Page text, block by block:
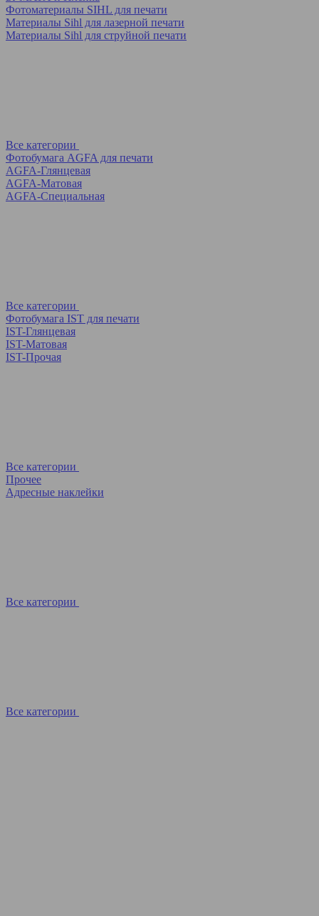
Фотоматериалы SIHL для печати
Материалы Sihl для лазерной печати
Материалы Sihl для струйной печати
Все категории
Фотобумага AGFA для печати
AGFA-Глянцевая
AGFA-Матовая
AGFA-Специальная
Все категории
Фотобумага IST для печати
IST-Глянцевая
IST-Матовая
IST-Прочая
Все категории
Прочее
Адресные наклейки
Все категории
Все категории